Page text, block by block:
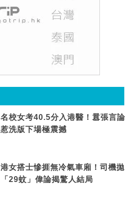
名校女考40.5分入港醫！囂張言論
惹洗版下場極震撼
港女搭士慘捱無冷氣車廂！司機拋
「29蚊」偉論揭驚人結局